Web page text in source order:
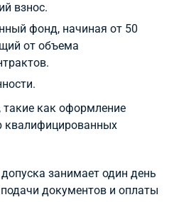
взнос.
фонд, начиная от 50
от объема
такие как оформление
квалифицированных
занимает один день
документов и оплаты